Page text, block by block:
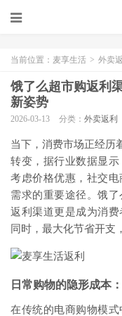
当前位置： 麦享生活 > 外卖
饿了么超市购返利
新姿势
2026-03-13 分类： 外卖返利
当下，消费市场正经历
转变，据行业数据显
考虑价格优惠，社交
需求的重要途径。饿
返利渠道更是成为消
同时，最大化节省开支
日常购物的隐形成本
在传统的电商购物模